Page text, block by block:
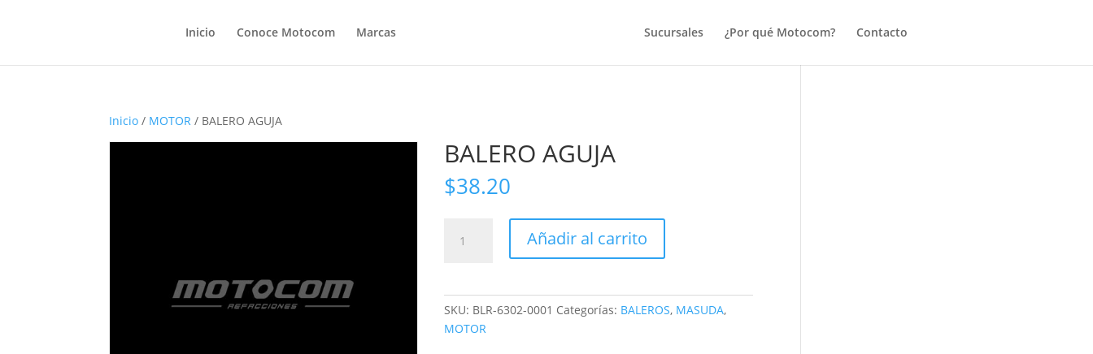
Inicio Conoce Motocom Marcas Sucursales ¿Por qué Motocom? Contacto
Inicio / MOTOR / BALERO AGUJA
BALERO AGUJA
$38.20
AGUJA
Añadir al carrito
SKU: BLR-6302-0001 Categorías: BALEROS, MASUDA,
MOTOR